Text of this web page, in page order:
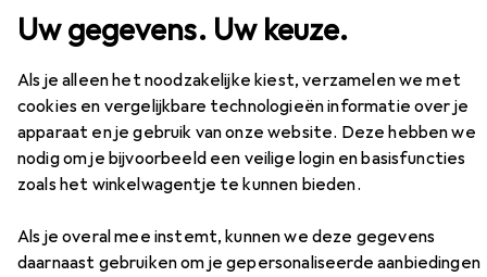
Uw gegevens. Uw keuze.
Als je alleen het noodzakelijke kiest, verzamelen we met
cookies en vergelijkbare technologieën informatie over je
apparaat en je gebruik van onze website. Deze hebben we
nodig om je bijvoorbeeld een veilige login en basisfuncties
zoals het winkelwagentje te kunnen bieden.
Als je overal mee instemt, kunnen we deze gegevens
daarnaast gebruiken om je gepersonaliseerde aanbiedingen
Anaal speelgoed Doc Johnson Sappig gewerveld
Doc JohnsonSappig gewerveld